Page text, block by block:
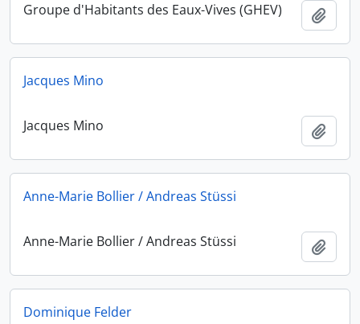
Groupe d'Habitants des Eaux-Vives (GHEV)
Jacques Mino
Jacques Mino
Anne-Marie Bollier / Andreas Stüssi
Anne-Marie Bollier / Andreas Stüssi
Dominique Felder